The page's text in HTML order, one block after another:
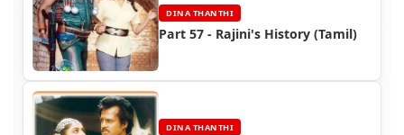
DINA THANTHI
Part 57 - Rajini's History (Tamil)
DINA THANTHI